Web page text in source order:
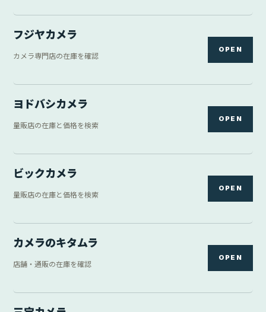
フジヤカメラ
カメラ専門店の在庫を確認
OPEN
ヨドバシカメラ
量販店の在庫と価格を検索
OPEN
ビックカメラ
量販店の在庫と価格を検索
OPEN
カメラのキタムラ
店舗・通販の在庫を確認
OPEN